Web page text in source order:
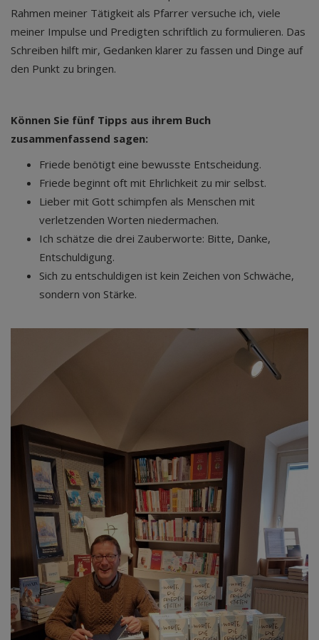
Rahmen meiner Tätigkeit als Pfarrer versuche ich, viele
meiner Impulse und Predigten schriftlich zu formulieren. Das
Schreiben hilft mir, Gedanken klarer zu fassen und Dinge auf
den Punkt zu bringen.
Können Sie fünf Tipps aus ihrem Buch
zusammenfassend sagen:
Friede benötigt eine bewusste Entscheidung.
Friede beginnt oft mit Ehrlichkeit zu mir selbst.
Lieber mit Gott schimpfen als Menschen mit
verletzenden Worten niedermachen.
Ich schätze die drei Zauberworte: Bitte, Danke,
Entschuldigung.
Sich zu entschuldigen ist kein Zeichen von Schwäche,
sondern von Stärke.